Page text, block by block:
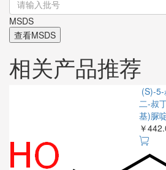
MSDS
查看MSDS
相关产品推荐
(S)-
二-叔
基)脲
￥